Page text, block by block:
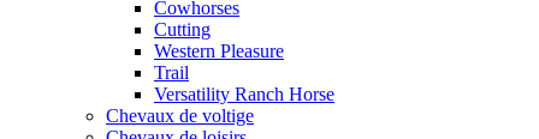
Cowhorses
Cutting
Western Pleasure
Trail
Versatility Ranch Horse
Chevaux de voltige